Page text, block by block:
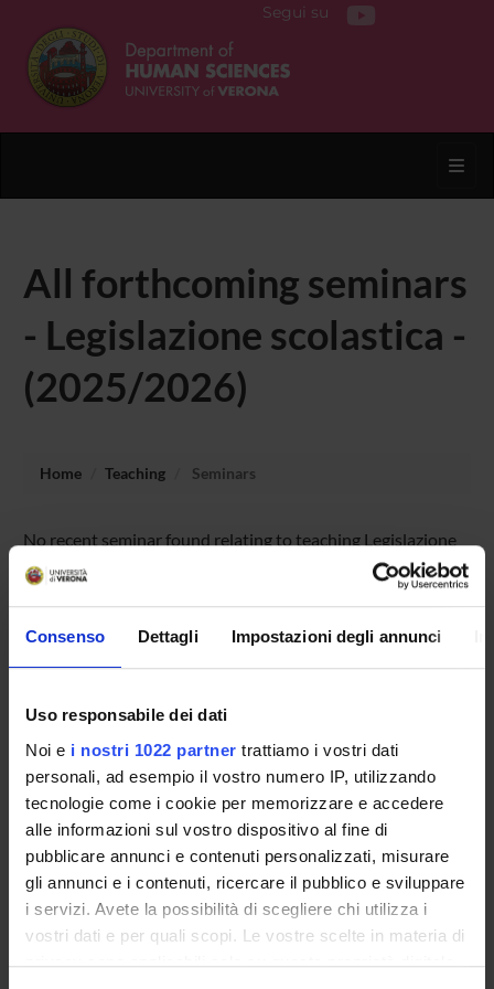
Consenso Dettagli Impostazioni degli annunci
Uso responsabile dei dati
Noi e i nostri 1022 partner trattiamo i vostri dati
personali, ad esempio il vostro numero IP, utilizzando
tecnologie come i cookie per memorizzare e accedere
alle informazioni sul vostro dispositivo al fine di
pubblicare annunci e contenuti personalizzati, misurare
gli annunci e i contenuti, ricercare il pubblico e sviluppare
i servizi. Avete la possibilità di scegliere chi utilizza i
vostri dati e per quali scopi. Le vostre scelte in materia di
privacy sono applicabili solo su questa proprietà digitale
Segui su
All forthcoming seminars
- Legislazione scolastica -
(2025/2026)
Home Teaching Seminars
No recent seminar found relating to teaching Legislazione
scolastica.
STUDYING
COURSES
PHD PROGRAMMES AND POSTGRADUATE
TRAINING
Contacts
People
Places
Calendar